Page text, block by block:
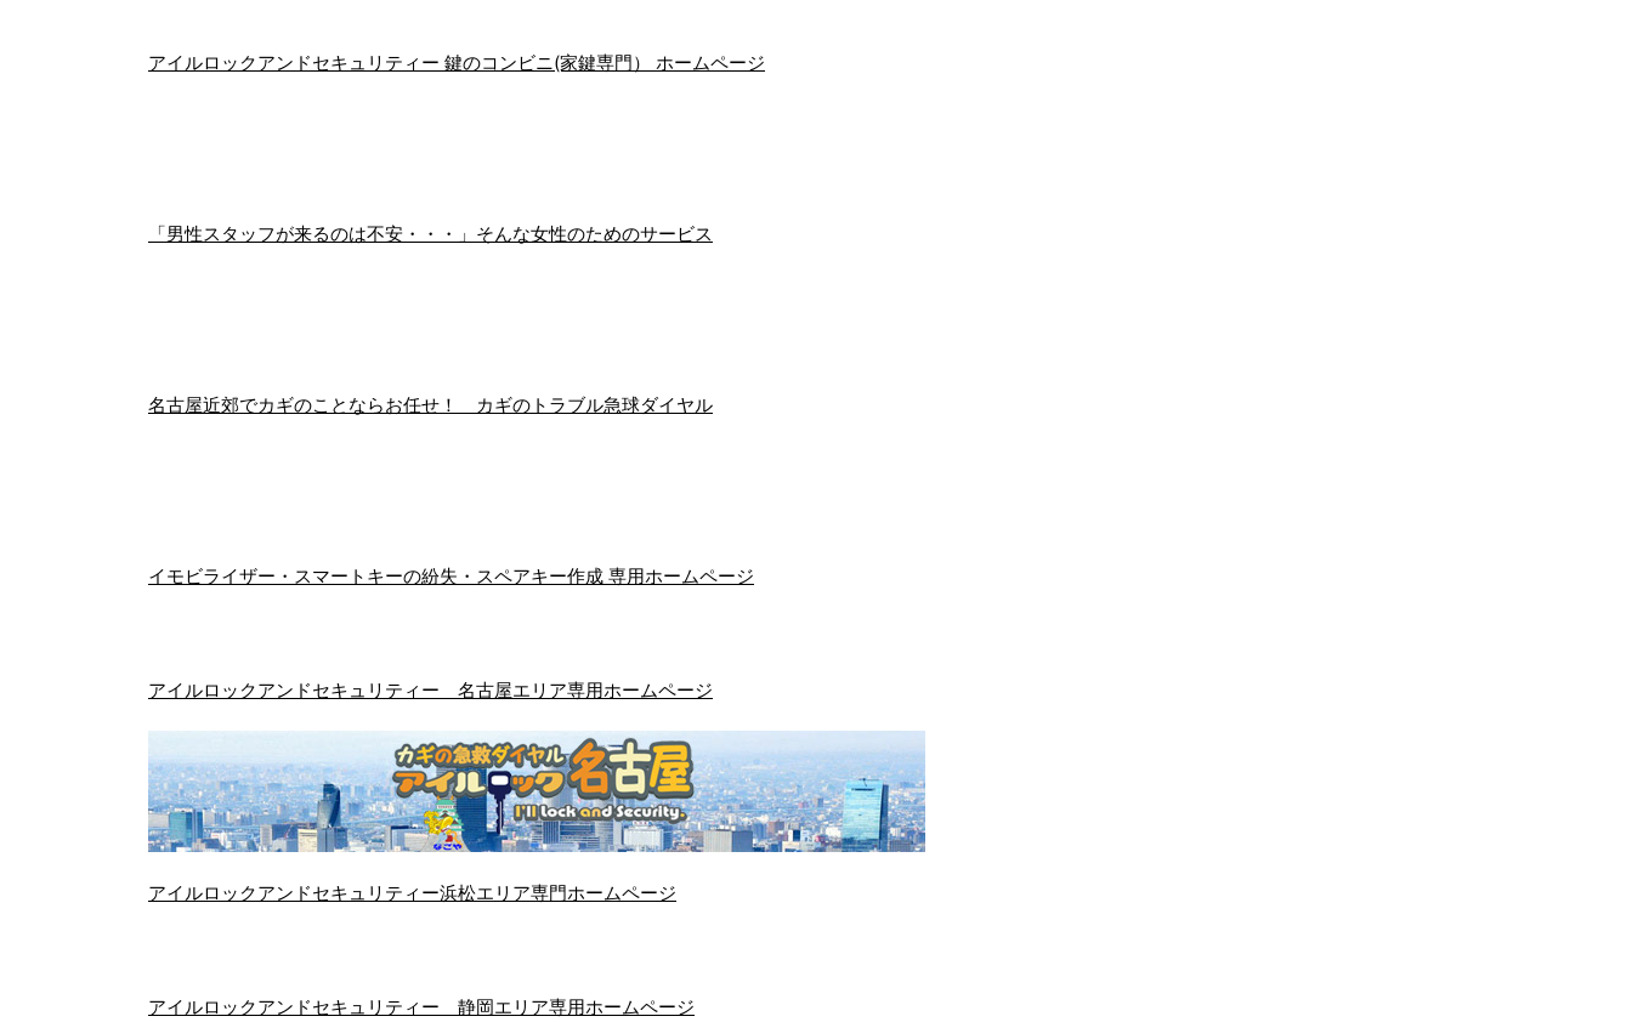
アイルロックアンドセキュリティー 鍵のコンビニ(家鍵専門） ホームページ
「男性スタッフが来るのは不安・・・」そんな女性のためのサービス
名古屋近郊でカギのことならお任せ！ カギのトラブル急球ダイヤル
イモビライザー・スマートキーの紛失・スペアキー作成 専用ホームページ
アイルロックアンドセキュリティー 名古屋エリア専用ホームページ
アイルロックアンドセキュリティー浜松エリア専門ホームページ
アイルロックアンドセキュリティー 静岡エリア専用ホームページ